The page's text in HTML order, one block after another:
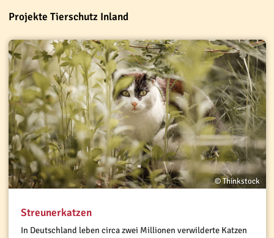
Projekte Tierschutz Inland
© Thinkstock
Streunerkatzen
In Deutschland leben circa zwei Millionen verwilderte Katzen